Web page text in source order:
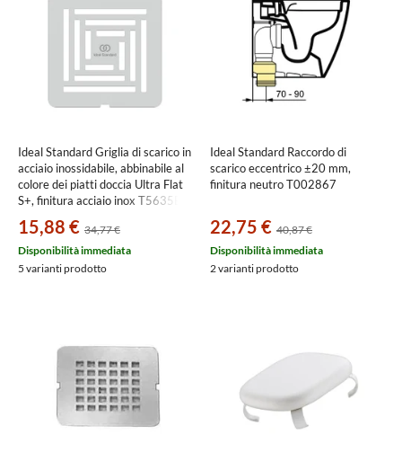
Ideal Standard Griglia di scarico in
acciaio inossidabile, abbinabile al
colore dei piatti doccia Ultra Flat
S+, finitura acciaio inox T5635BJ
15,88 € 34,77 €
Disponibilità immediata
5 varianti prodotto
Ideal Standard Raccordo di
scarico eccentrico ±20 mm,
finitura neutro T002867
22,75 € 40,87 €
Disponibilità immediata
2 varianti prodotto